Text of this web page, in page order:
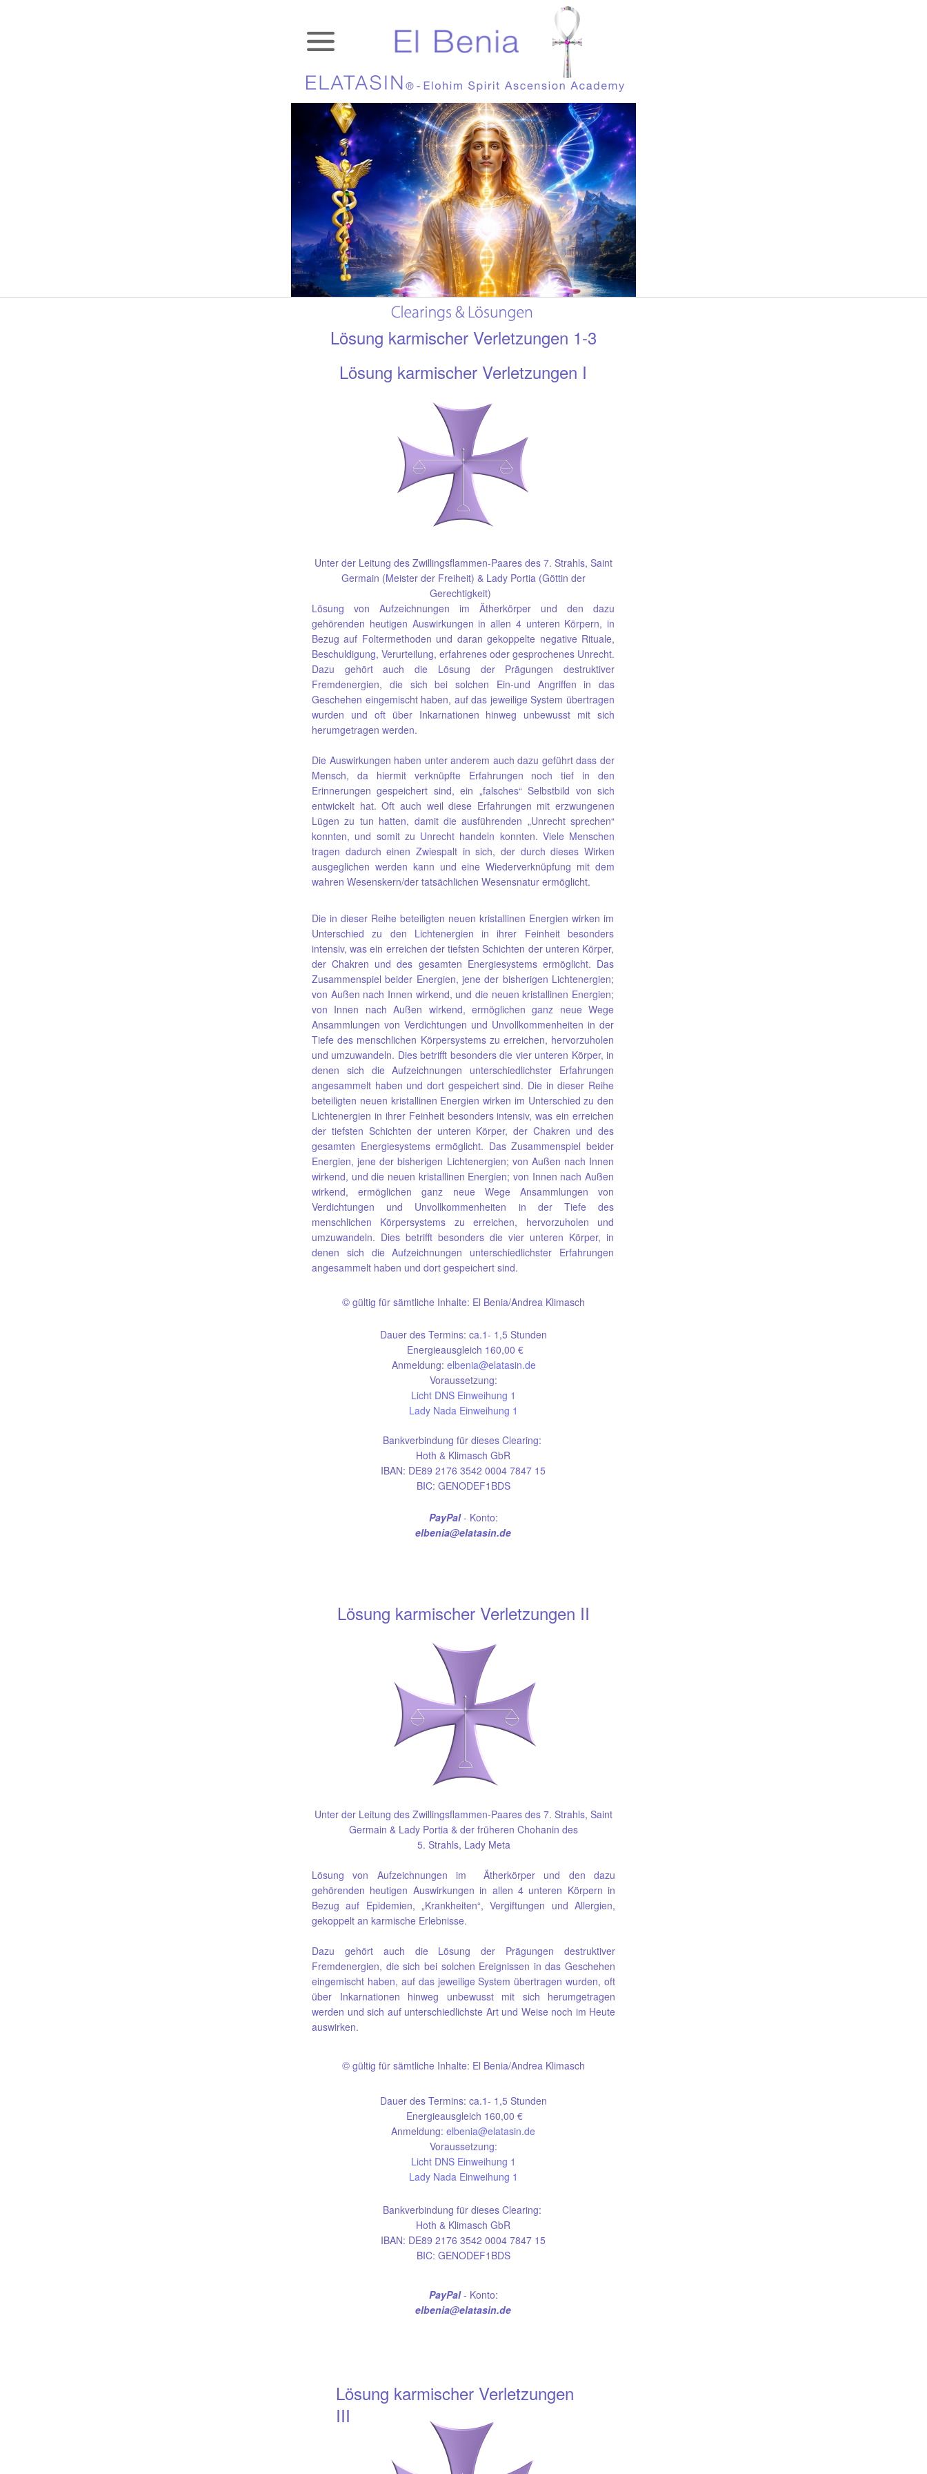
Lösung karmischer Verletzungen 1-3
Dauer des Termins: ca.1- 1,5 Stunden
Energieausgleich 160,00 €
Anmeldung: elbenia@elatasin.de
Voraussetzung:
Licht DNS Einweihung 1
Lady Nada Einweihung 1
Die in dieser Reihe beteiligten neuen kristallinen Energien wirken im
Unterschied zu den Lichtenergien in ihrer Feinheit besonders
intensiv, was ein erreichen der tiefsten Schichten der unteren Körper,
der Chakren und des gesamten Energiesystems ermöglicht. Das
Zusammenspiel beider Energien, jene der bisherigen Lichtenergien;
von Außen nach Innen wirkend, und die neuen kristallinen Energien;
von Innen nach Außen wirkend, ermöglichen ganz neue Wege
Ansammlungen von Verdichtungen und Unvollkommenheiten in der
Tiefe des menschlichen Körpersystems zu erreichen, hervorzuholen
und umzuwandeln. Dies betrifft besonders die vier unteren Körper, in
denen sich die Aufzeichnungen unterschiedlichster Erfahrungen
angesammelt haben und dort gespeichert sind. Die in dieser Reihe
beteiligten neuen kristallinen Energien wirken im Unterschied zu den
Lichtenergien in ihrer Feinheit besonders intensiv, was ein erreichen
der tiefsten Schichten der unteren Körper, der Chakren und des
gesamten Energiesystems ermöglicht. Das Zusammenspiel beider
Energien, jene der bisherigen Lichtenergien; von Außen nach Innen
wirkend, und die neuen kristallinen Energien; von Innen nach Außen
wirkend, ermöglichen ganz neue Wege Ansammlungen von
Verdichtungen und Unvollkommenheiten in der Tiefe des
menschlichen Körpersystems zu erreichen, hervorzuholen und
umzuwandeln. Dies betrifft besonders die vier unteren Körper, in
denen sich die Aufzeichnungen unterschiedlichster Erfahrungen
angesammelt haben und dort gespeichert sind.
Lösung karmischer Verletzungen I
Unter der Leitung des Zwillingsflammen-Paares des 7. Strahls, Saint
Germain (Meister der Freiheit) & Lady Portia (Göttin der
Gerechtigkeit)
Lösung von Aufzeichnungen im Ätherkörper und den dazu
gehörenden heutigen Auswirkungen in allen 4 unteren Körpern, in
Bezug auf Foltermethoden und daran gekoppelte negative Rituale,
Beschuldigung, Verurteilung, erfahrenes oder gesprochenes Unrecht.
Dazu gehört auch die Lösung der Prägungen destruktiver
Fremdenergien, die sich bei solchen Ein-und Angriffen in das
Geschehen eingemischt haben, auf das jeweilige System übertragen
wurden und oft über Inkarnationen hinweg unbewusst mit sich
herumgetragen werden.
Die Auswirkungen haben unter anderem auch dazu geführt dass der
Mensch, da hiermit verknüpfte Erfahrungen noch tief in den
Erinnerungen gespeichert sind, ein „falsches“ Selbstbild von sich
entwickelt hat. Oft auch weil diese Erfahrungen mit erzwungenen
Lügen zu tun hatten, damit die ausführenden „Unrecht sprechen“
konnten, und somit zu Unrecht handeln konnten. Viele Menschen
tragen dadurch einen Zwiespalt in sich, der durch dieses Wirken
ausgeglichen werden kann und eine Wiederverknüpfung mit dem
wahren Wesenskern/der tatsächlichen Wesensnatur ermöglicht.
Bankverbindung für dieses Clearing:
Hoth & Klimasch GbR
IBAN: DE89 2176 3542 0004 7847 15
BIC: GENODEF1BDS
PayPal- Konto:
elbenia@elatasin.de
©gültig für sämtliche Inhalte: El Benia/Andrea Klimasch
Dauer des Termins: ca.1- 1,5 Stunden
Energieausgleich 160,00 €
Anmeldung: elbenia@elatasin.de
Voraussetzung:
Licht DNS Einweihung 1
Lady Nada Einweihung 1
Lösung karmischer Verletzungen II
Unter der Leitung des Zwillingsflammen-Paares des 7. Strahls, Saint
Germain & Lady Portia & der früheren Chohanin des
5. Strahls, Lady Meta
Lösung von Aufzeichnungen im Ätherkörper und den dazu
gehörenden heutigen Auswirkungen in allen 4 unteren Körpern in
Bezug auf Epidemien, „Krankheiten“, Vergiftungen und Allergien,
gekoppelt an karmische Erlebnisse.
Dazu gehört auch die Lösung der Prägungen destruktiver
Fremdenergien, die sich bei solchen Ereignissen in das Geschehen
eingemischt haben, auf das jeweilige System übertragen wurden, oft
über Inkarnationen hinweg unbewusst mit sich herumgetragen
werden und sich auf unterschiedlichste Art und Weise noch im Heute
auswirken.
Bankverbindung für dieses Clearing:
Hoth & Klimasch GbR
IBAN: DE89 2176 3542 0004 7847 15
BIC: GENODEF1BDS
PayPal- Konto:
elbenia@elatasin.de
©gültig für sämtliche Inhalte: El Benia/Andrea Klimasch
Lösung karmischer Verletzungen
III